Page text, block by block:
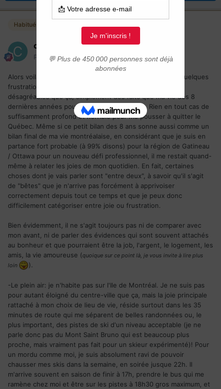
Habitués
crazy_marty
Posté(e)10 novembre 2017
Alors voila, je vous ai parlé il y a quelques jours de mes quelques
frustrations quotidiennes, la plupart pas vraiment aussi
désagréables que ça, simplement des faits que ma vie des 8
dernières années pouvait constater des fois. Rien en tout cas de
suffisamment profond et horrible pour me pousser à quitter le
Québec. Même si ce petit bilan des 8 ans sonne aussi comme un
bilan final de ma vie montréalaise, en considérant que je suis en
partance fort probable (à 99% disons) pour la région de Gatineau
/ Ottawa pour un nouveau défi professionnel, il me restait quand-
même à relater les joies de mon quotidien. En fait, certaines
choses dont je vais parler sont "entre deux", à savoir qu'il s'agit
de "bêtes" que je n'arrive pas forcément à apprivoiser
correctement depuis tout ce temps et que je peux donc
difficilement catégoriser entre joie ou frustration.
Bien évidemment, il ne s'agit toujours pas ni de comparer avec
mon avant, ni de parler des évidences qui sont souvent attachés
au bonheur et que pourraient être la job, l'argent, le logement, les
amis, la vie amoureuse (quoique sur ce point là, je vous invite à lire plus
loin
).
-Le plein air: je n'habite pas sur l'Ile de Montréal. Je ne suis pas
pour autant éloigné du centre-ville que ça, mais la joie principale
rattaché à mon choix de lieu de vie, réside surtout dans les 35
minutes de route qui me séparent de belles randonnées ou, le
plus important, des pistes de ski d'un niveau acceptable (je ne
parle donc pas du Mont Saint Bruno qui est beaucoup plus
proche, mais vraiment pas fait pour un skieur expérimenté)! Pour
un mordu comme moi, je suis absolument ravi de pouvoir
chausser mes skis dans la semaine, en soirée jusque 22h. Il
m'arrive souvent en saison de finir à 17h, prendre le bus qui me
ramène chez moi et être sur les pistes à 18h30 gros maximum, et